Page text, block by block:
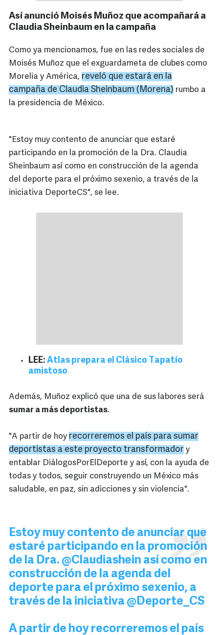
Así anunció Moisés Muñoz que acompañará a
Claudia Sheinbaum en la campaña
Como ya mencionamos, fue en las redes sociales de
Moisés Muñoz que el exguardameta de clubes como
Morelia y América, reveló que estará en la
campaña de Claudia Sheinbaum (Morena) rumbo a
la presidencia de México.
"Estoy muy contento de anunciar que estaré
participando en la promoción de la Dra. Claudia
Sheinbaum así como en construcción de la agenda
del deporte para el próximo sexenio, a través de la
iniciativa DeporteCS", se lee.
LEE: Atlas prepara el Clásico Tapatío
amistoso
Además, Muñoz explicó que una de sus labores será
sumar a más deportistas.
"A partir de hoy recorreremos el país para sumar
deportistas a este proyecto transformador y
entablar DiálogosPorElDeporte y así, con la ayuda de
todas y todos, seguir construyendo un México más
saludable, en paz, sin adicciones y sin violencia".
Estoy muy contento de anunciar que
estaré participando en la promoción
de la Dra. @Claudiashein así como en
construcción de la agenda del
deporte para el próximo sexenio, a
través de la iniciativa @Deporte_CS
A partir de hoy recorreremos el país